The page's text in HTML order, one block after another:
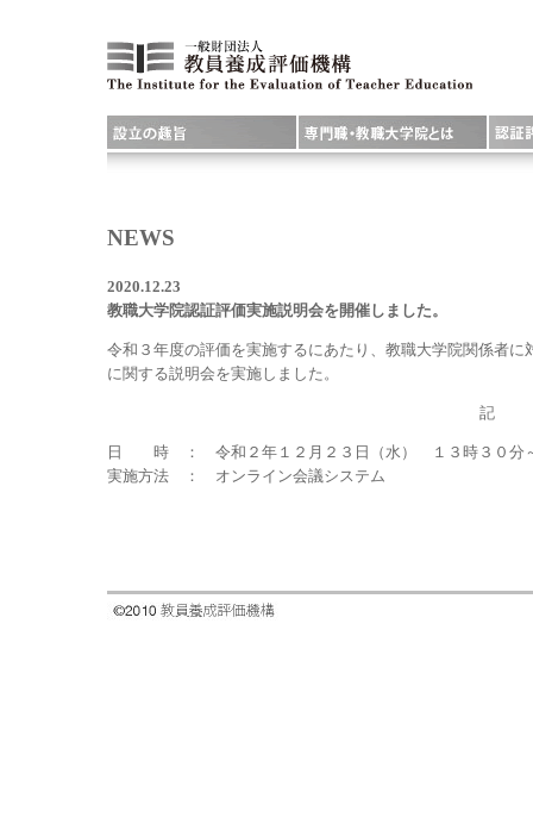
NEWS
2020.12.23
教職大学院認証評価実施説明会を開催しました。
令和３年度の評価を実施するにあたり、教職大学院関係者
に関する説明会を実施しました。
記
日 時 ： 令和２年１２月２３日（水） １３時３０分
実施方法 ： オンライン会議システム